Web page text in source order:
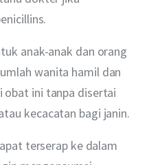
anak-anak dan orang
wanita hamil dan
obat ini tanpa disertai
kecacatan bagi janin.
terserap ke dalam